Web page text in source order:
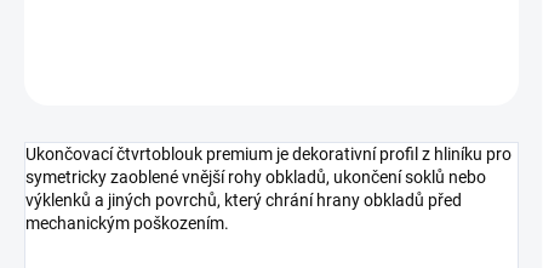
Ukončovací čtvrtoblouk premium je dekorativní profil z hliníku pro
symetricky zaoblené vnější rohy obkladů, ukončení soklů nebo
výklenků a jiných povrchů, který chrání hrany obkladů před
mechanickým poškozením.